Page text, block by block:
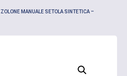
MANUALE SETOLA SINTETICA –